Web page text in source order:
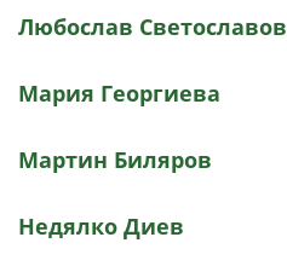
Любослав Светославов
Мария Георгиева
Мартин Биляров
Недялко Диев